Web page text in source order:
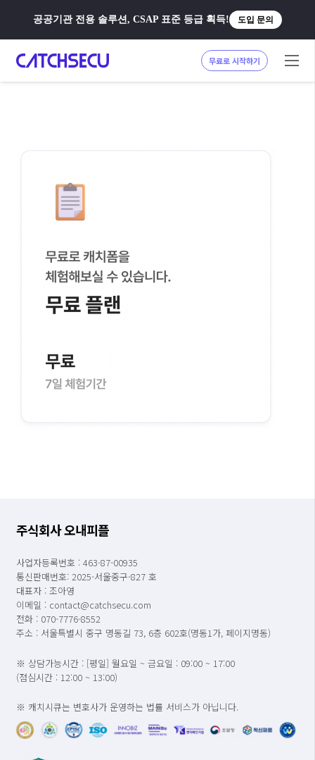
공공기관 전용 솔루션, CSAP 표준 등급 획득! 도입 문의
무료로 시작하기
주식회사 오내피플
사업자등록번호 : 463-87-00935
통신판매번호: 2025-서울중구-827 호
대표자 : 조아영
이메일 : contact@catchsecu.com
전화 : 070-7776-8552
주소 : 서울특별시 중구 명동길 73, 6층 602호(명동1가, 페이지명동)
※ 상담가능시간 : [평일] 월요일 ~ 금요일 : 09:00 ~ 17:00
(점심시간 : 12:00 ~ 13:00)
※ 캐치시큐는 변호사가 운영하는 법률 서비스가 아닙니다.